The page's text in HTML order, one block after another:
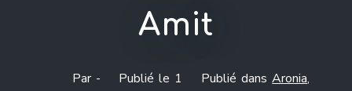
Amit
Par -
Publié le 1
Publié dansAronia,